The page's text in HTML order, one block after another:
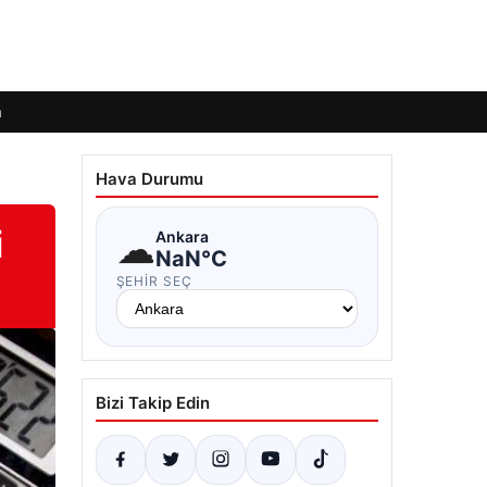
Hava Durumu
☁Ankara
NaN°C
ŞEHIR SEÇ
Bizi Takip Edin